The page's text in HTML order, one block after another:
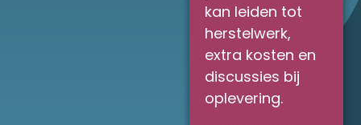
kan leiden tot
herstelwerk,
extra kosten en
discussies bij
oplevering.